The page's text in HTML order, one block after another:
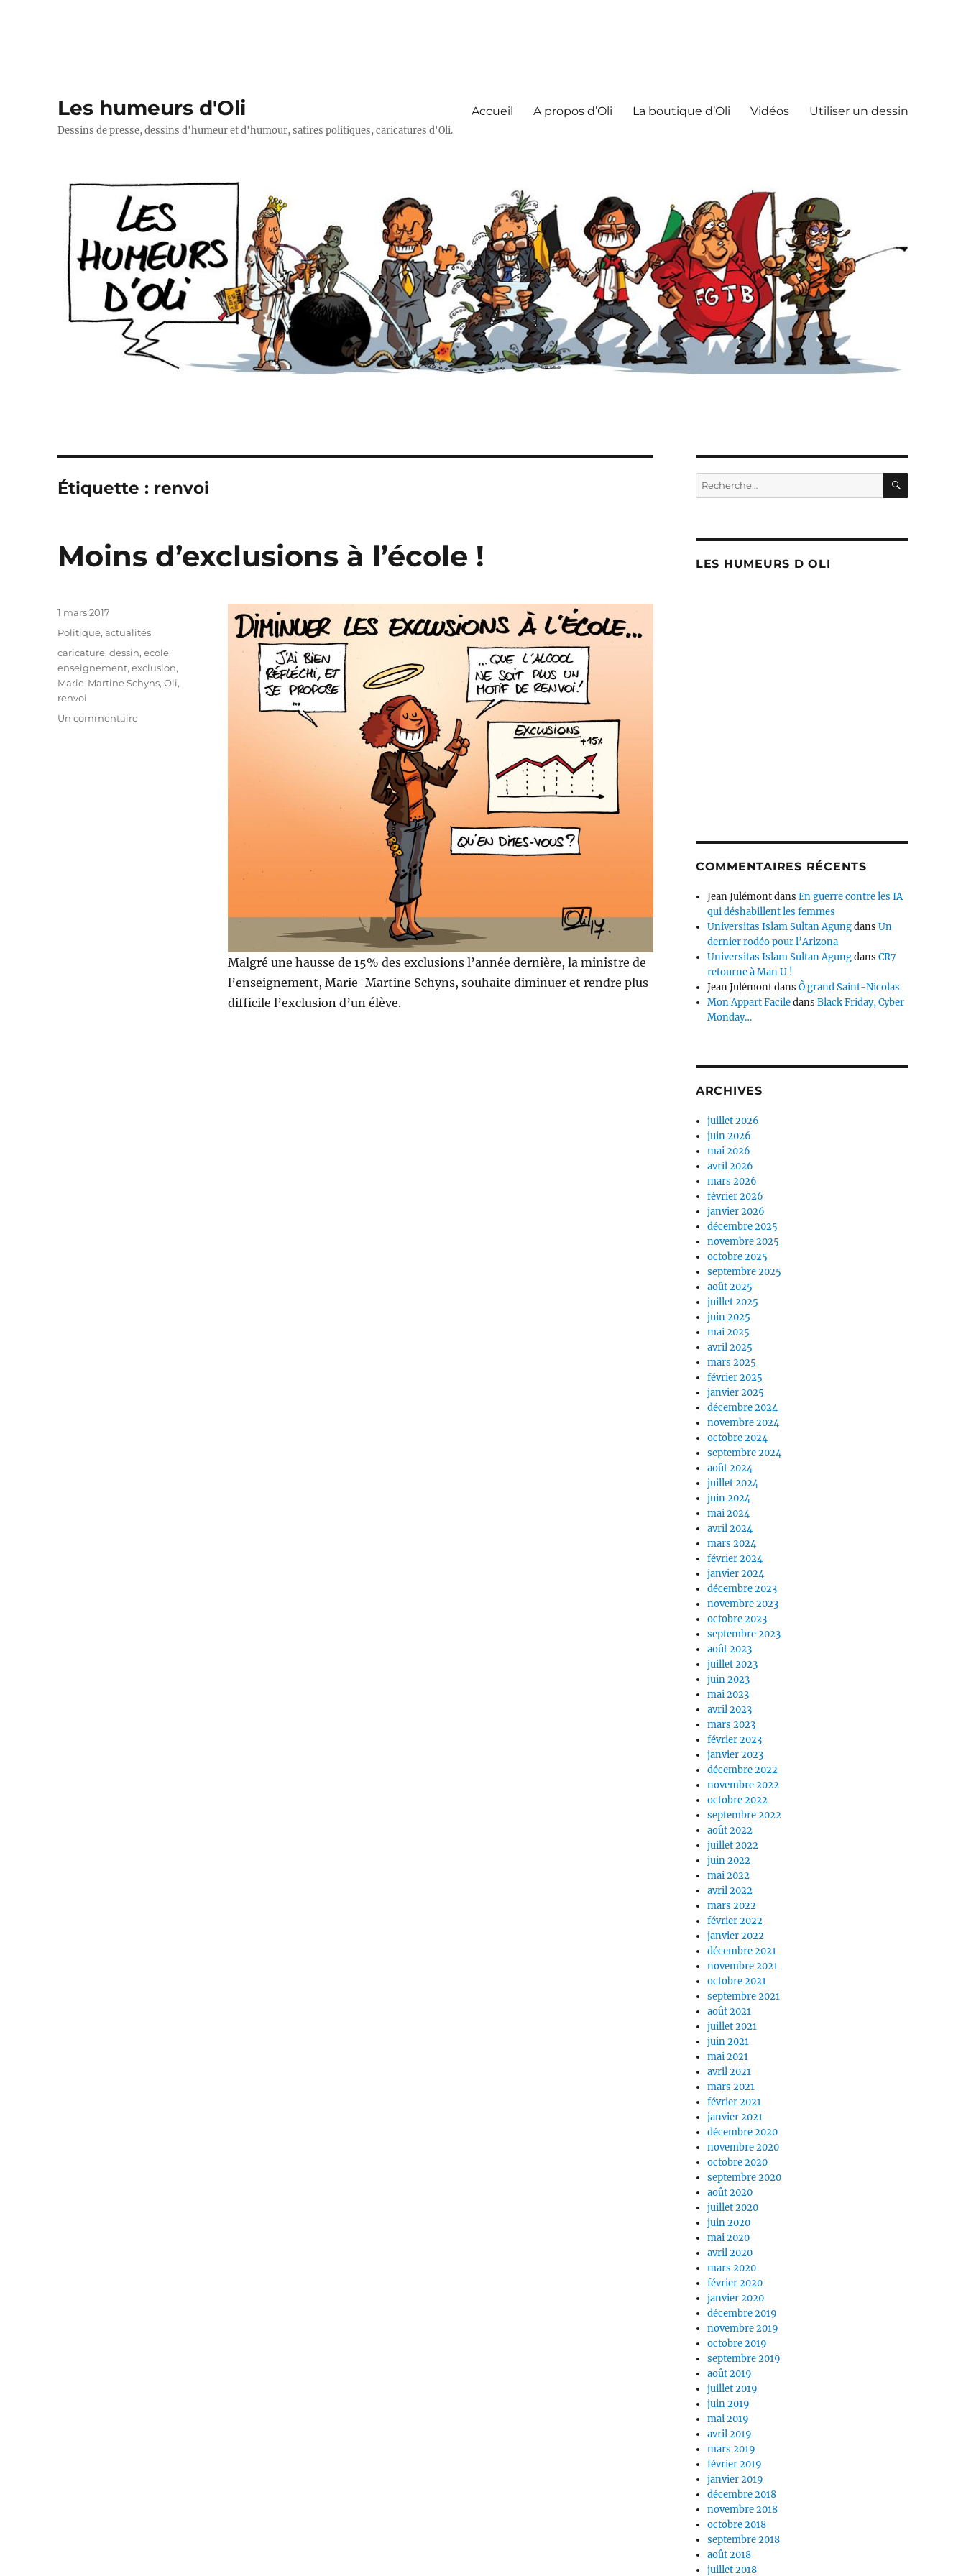
Les humeurs d'Oli
Dessins de presse, dessins d'humeur et d'humour, satires politiques, caricatures d'Oli.
Accueil A propos d’Oli La boutique d’Oli Vidéos Utiliser un dessin
Étiquette : renvoi
Moins d’exclusions à l’école !
Malgré une hausse de 15% des exclusions l’année dernière, la ministre de
l’enseignement, Marie-Martine Schyns, souhaite diminuer et rendre plus
difficile l’exclusion d’un élève.
Publié
1 mars 2017
Catégories
Politique, actualités
Étiquettes
caricature,dessin,ecole,
enseignement,exclusion,
Marie-Martine Schyns,Oli,
renvoi
Un commentairesur
Recherche
pour :
LES HUMEURS D OLI
COMMENTAIRES RÉCENTS
Jean JulémontdansEn guerre contre les IA
qui déshabillent les femmes
Universitas Islam Sultan AgungdansUn
dernier rodéo pour l’Arizona
Universitas Islam Sultan AgungdansCR7
retourne à Man U !
Jean JulémontdansÔ grand Saint-Nicolas
Mon Appart FaciledansBlack Friday, Cyber
Monday…
ARCHIVES
juillet 2026
juin 2026
mai 2026
avril 2026
mars 2026
février 2026
janvier 2026
décembre 2025
novembre 2025
octobre 2025
septembre 2025
août 2025
juillet 2025
juin 2025
mai 2025
avril 2025
mars 2025
février 2025
janvier 2025
décembre 2024
novembre 2024
octobre 2024
septembre 2024
août 2024
juillet 2024
juin 2024
mai 2024
avril 2024
mars 2024
février 2024
janvier 2024
décembre 2023
novembre 2023
octobre 2023
septembre 2023
août 2023
juillet 2023
juin 2023
mai 2023
avril 2023
mars 2023
février 2023
janvier 2023
décembre 2022
novembre 2022
octobre 2022
septembre 2022
août 2022
juillet 2022
juin 2022
mai 2022
avril 2022
mars 2022
février 2022
janvier 2022
décembre 2021
novembre 2021
octobre 2021
septembre 2021
août 2021
juillet 2021
juin 2021
mai 2021
avril 2021
mars 2021
février 2021
janvier 2021
décembre 2020
novembre 2020
octobre 2020
septembre 2020
août 2020
juillet 2020
juin 2020
mai 2020
avril 2020
mars 2020
février 2020
janvier 2020
décembre 2019
novembre 2019
octobre 2019
septembre 2019
août 2019
juillet 2019
juin 2019
mai 2019
avril 2019
mars 2019
février 2019
janvier 2019
décembre 2018
novembre 2018
octobre 2018
septembre 2018
août 2018
juillet 2018